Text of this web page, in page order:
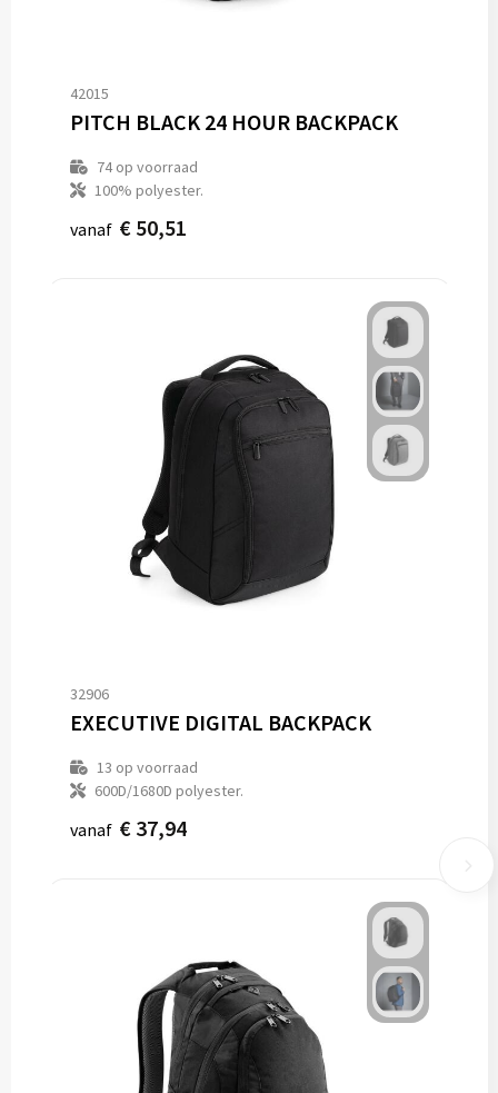
42015
PITCH BLACK 24 HOUR BACKPACK
74op voorraad
100% polyester.
vanaf € 50,51
32906
EXECUTIVE DIGITAL BACKPACK
13 op voorraad
600D/1680D polyester.
vanaf € 37,94